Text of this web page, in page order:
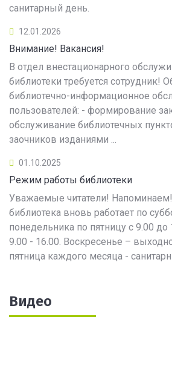
санитарный день.
12.01.2026
Внимание! Вакансия!
В отдел внестационарного
библиотеки требуется сотрудник!
библиотечно-информационное
пользователей: - формирование
обслуживание библиотечных
заочников изданиями ...
01.10.2025
Режим работы библиотеки
Уважаемые читатели! Напоминаем!
библиотека вновь работает по
понедельника по пятницу с 9.00 до
9.00 - 16.00. Воскресенье –
пятница каждого месяца -
Видео